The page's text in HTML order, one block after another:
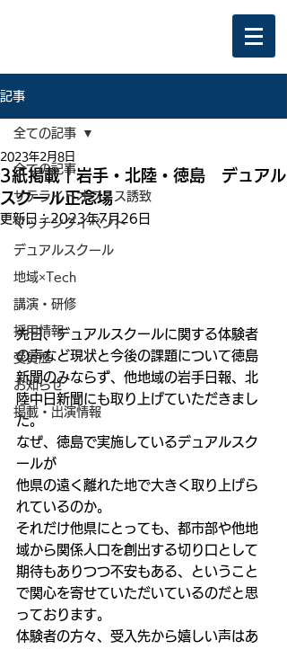
記事
全ての記事
サテライトオフィス誘致
マッチングイベント
デュアルスクール
地域×Tech
講演・研修
採用情報
受賞歴
お知らせ
掲載・出演情報
全ての記事
3紙掲載｜岩手・北陸・徳島 デュアル
スクール正念場
2023年2月8日
更新日：2023年7月26日
先日、デュアルスクールに関する体験者
の声など現状と今後の課題について徳島
新聞のみならず、他地域の岩手日報、北
陸中日新聞にも取り上げていただきまし
た。
なぜ、徳島で実施しているデュアルスク
ールが
他県の遠く離れた地で大きく取り上げら
れているのか。
それだけ他県にとっても、都市部や他地
域から関係人口を創出する切り口として
期待もありつつ不安もある、ということ
で関心を寄せていただいているのだと思
っております。
体験者の方々、受入先から嬉しい声はあ